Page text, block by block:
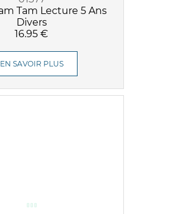
Tam Lecture 5 Ans
Divers
16.95 €
EN SAVOIR PLUS